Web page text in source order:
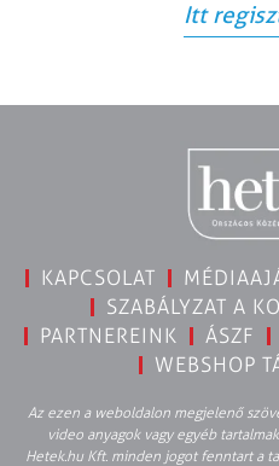
Itt
KAPCSOLAT
SZABÁLYZAT A
PARTNEREINK
ÁSZF
WEBSHOP
Az ezen a weboldalon megjelenő
video anyagok vagy egyéb
Hetek.hu Kft. minden jogot fenntart a